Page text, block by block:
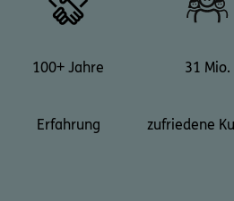
100+ Jahre
Erfahrung
31 Mio.
zufriedene